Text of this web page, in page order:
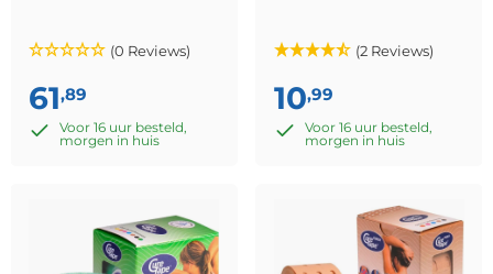
(0 Reviews)
61,89
Voor 16 uur besteld,
morgen in huis
(2 Reviews)
10,99
Voor 16 uur besteld,
morgen in huis